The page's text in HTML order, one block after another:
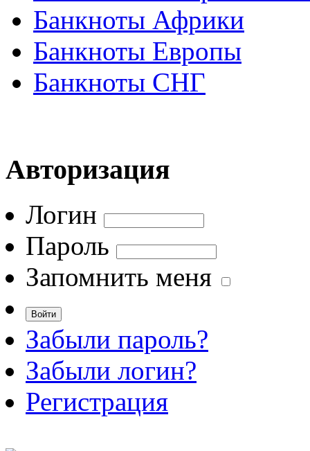
Банкноты Африки
Банкноты Европы
Банкноты СНГ
Авторизация
Логин
Пароль
Запомнить меня
Забыли пароль?
Забыли логин?
Регистрация